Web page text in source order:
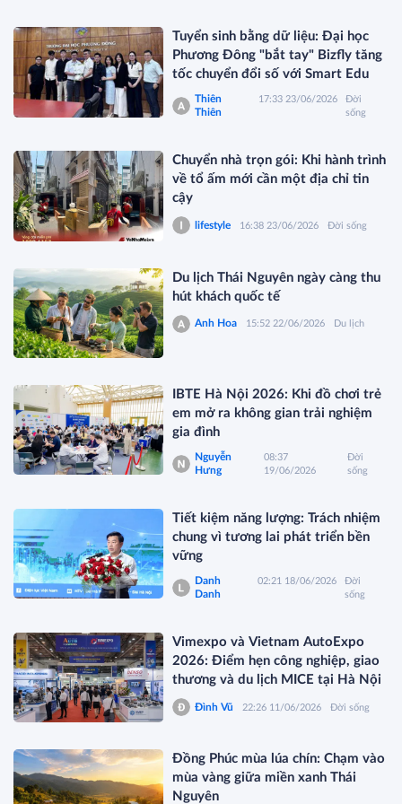
Tuyển sinh bằng dữ liệu: Đại học
Phương Đông "bắt tay" Bizfly tăng
tốc chuyển đổi số với Smart Edu
Thiên
Thiên
17:33 23/06/2026
Đời
sống
Chuyển nhà trọn gói: Khi hành trình
về tổ ấm mới cần một địa chỉ tin
cậy
lifestyle 16:38 23/06/2026 Đời sống
Du lịch Thái Nguyên ngày càng thu
hút khách quốc tế
Anh Hoa 15:52 22/06/2026 Du lịch
IBTE Hà Nội 2026: Khi đồ chơi trẻ
em mở ra không gian trải nghiệm
gia đình
Nguyễn
Hưng
08:37
19/06/2026
Đời
sống
Tiết kiệm năng lượng: Trách nhiệm
chung vì tương lai phát triển bền
vững
Danh
Danh
02:21 18/06/2026
Đời
sống
Vimexpo và Vietnam AutoExpo
2026: Điểm hẹn công nghiệp, giao
thương và du lịch MICE tại Hà Nội
Đình Vũ 22:26 11/06/2026 Đời sống
Đồng Phúc mùa lúa chín: Chạm vào
mùa vàng giữa miền xanh Thái
Nguyên